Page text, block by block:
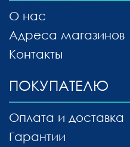
О нас
Адреса магазинов
Контакты
ПОКУПАТЕЛЮ
Оплата и доставка
Гарантии